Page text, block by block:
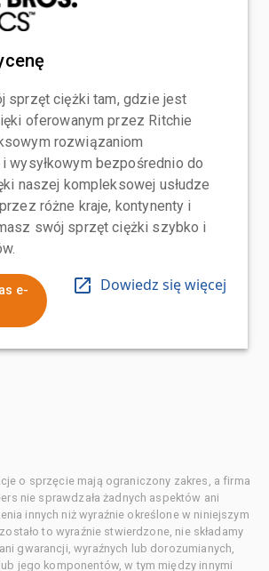
sprzęt ciężki tam, gdzie jest
oferowanym przez Ritchie
rozwiązaniom
wysyłkowym bezpośrednio do
naszej kompleksowej usłudze
różne kraje, kontynenty i
swój sprzęt ciężki szybko i
e-
Dowiedz się więcej
o sprzęcie mają ograniczony zakres, a firma
nie sprawdzała żadnych aspektów ani
innych niż wyraźnie określone w niniejszym
to wyraźnie stwierdzone, nie składamy
gwarancji, wyraźnych lub dorozumianych,
jego komponentów, w tym między innymi